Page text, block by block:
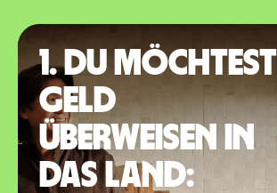
1. Du möchtest
Geld
überweisen in
das Land: